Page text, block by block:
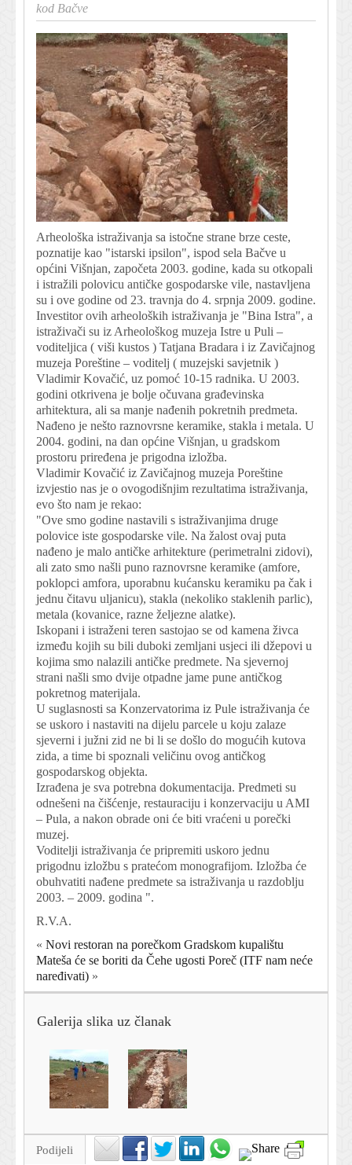
kod Bačve
Arheološka istraživanja sa istočne strane brze ceste,
poznatije kao "istarski ipsilon", ispod sela Bačve u
općini Višnjan, započeta 2003. godine, kada su otkopali
i istražili polovicu antičke gospodarske vile, nastavljena
su i ove godine od 23. travnja do 4. srpnja 2009. godine.
Investitor ovih arheoloških istraživanja je "Bina Istra", a
istraživači su iz Arheološkog muzeja Istre u Puli –
voditeljica ( viši kustos ) Tatjana Bradara i iz Zavičajnog
muzeja Poreštine – voditelj ( muzejski savjetnik )
Vladimir Kovačić, uz pomoć 10-15 radnika. U 2003.
godini otkrivena je bolje očuvana građevinska
arhitektura, ali sa manje nađenih pokretnih predmeta.
Nađeno je nešto raznovrsne keramike, stakla i metala. U
2004. godini, na dan općine Višnjan, u gradskom
prostoru priređena je prigodna izložba.
Vladimir Kovačić iz Zavičajnog muzeja Poreštine
izvjestio nas je o ovogodišnjim rezultatima istraživanja,
evo što nam je rekao:
"Ove smo godine nastavili s istraživanjima druge
polovice iste gospodarske vile. Na žalost ovaj puta
nađeno je malo antičke arhitekture (perimetralni zidovi),
ali zato smo našli puno raznovrsne keramike (amfore,
poklopci amfora, uporabnu kućansku keramiku pa čak i
jednu čitavu uljanicu), stakla (nekoliko staklenih parlic),
metala (kovanice, razne željezne alatke).
Iskopani i istraženi teren sastojao se od kamena živca
između kojih su bili duboki zemljani usjeci ili džepovi u
kojima smo nalazili antičke predmete. Na sjevernoj
strani našli smo dvije otpadne jame pune antičkog
pokretnog materijala.
U suglasnosti sa Konzervatorima iz Pule istraživanja će
se uskoro i nastaviti na dijelu parcele u koju zalaze
sjeverni i južni zid ne bi li se došlo do mogućih kutova
zida, a time bi spoznali veličinu ovog antičkog
gospodarskog objekta.
Izrađena je sva potrebna dokumentacija. Predmeti su
odnešeni na čišćenje, restauraciju i konzervaciju u AMI
– Pula, a nakon obrade oni će biti vraćeni u porečki
muzej.
Voditelji istraživanja će pripremiti uskoro jednu
prigodnu izložbu s pratećom monografijom. Izložba će
obuhvatiti nađene predmete sa istraživanja u razdoblju
2003. – 2009. godina ".
R.V.A.
« Novi restoran na porečkom Gradskom kupalištu
Mateša će se boriti da Čehe ugosti Poreč (ITF nam neće
naređivati) »
Galerija slika uz članak
Podijeli